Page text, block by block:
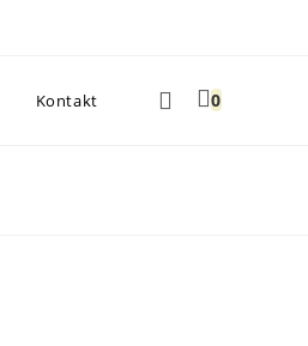
Kontakt 0
Toggle